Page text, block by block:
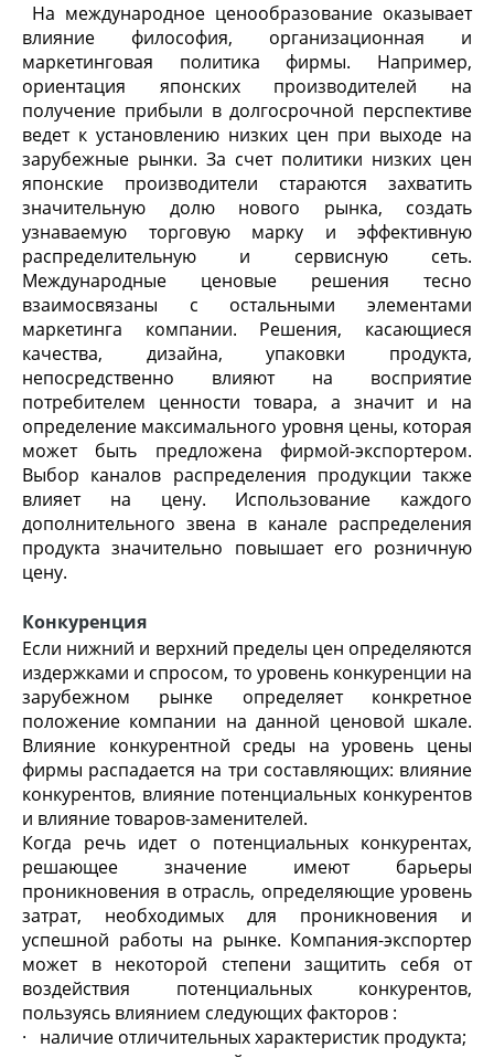
На международное ценообразование оказывает
влияние философия, организационная и
маркетинговая политика фирмы. Например,
ориентация японских производителей на
получение прибыли в долгосрочной перспективе
ведет к установлению низких цен при выходе на
зарубежные рынки. За счет политики низких цен
японские производители стараются захватить
значительную долю нового рынка, создать
узнаваемую торговую марку и эффективную
распределительную и сервисную сеть.
Международные ценовые решения тесно
взаимосвязаны с остальными элементами
маркетинга компании. Решения, касающиеся
качества, дизайна, упаковки продукта,
непосредственно влияют на восприятие
потребителем ценности товара, а значит и на
определение максимального уровня цены, которая
может быть предложена фирмой-экспортером.
Выбор каналов распределения продукции также
влияет на цену. Использование каждого
дополнительного звена в канале распределения
продукта значительно повышает его розничную
цену.
Конкуренция
Если нижний и верхний пределы цен определяются
издержками и спросом, то уровень конкуренции на
зарубежном рынке определяет конкретное
положение компании на данной ценовой шкале.
Влияние конкурентной среды на уровень цены
фирмы распадается на три составляющих: влияние
конкурентов, влияние потенциальных конкурентов
и влияние товаров-заменителей.
Когда речь идет о потенциальных конкурентах,
решающее значение имеют барьеры
проникновения в отрасль, определяющие уровень
затрат, необходимых для проникновения и
успешной работы на рынке. Компания-экспортер
может в некоторой степени защитить себя от
воздействия потенциальных конкурентов,
пользуясь влиянием следующих факторов :
· наличие отличительных характеристик продукта;